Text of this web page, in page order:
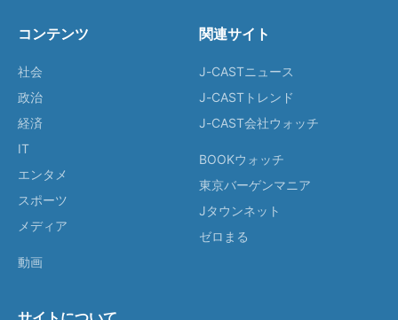
コンテンツ
社会
政治
経済
IT
エンタメ
スポーツ
メディア
動画
関連サイト
J-CASTニュース
J-CASTトレンド
J-CAST会社ウォッチ
BOOKウォッチ
東京バーゲンマニア
Jタウンネット
ゼロまる